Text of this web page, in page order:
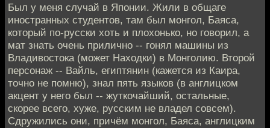
Был у меня случай в Японии. Жили в общаге
иностранных студентов, там был монгол, Баяса,
который по-русски хоть и плохонько, но говорил, а
мат знать очень прилично -- гонял машины из
Владивостока (может Находки) в Монголию. Второй
персонаж -- Вайль, египтянин (кажется из Каира,
точно не помню), знал пять языков (в англицком
акцент у него был -- жуткочайший, остальные,
скорее всего, хуже, русским не владел совсем).
Сдружились они, причём монгол, Баяса, англицким